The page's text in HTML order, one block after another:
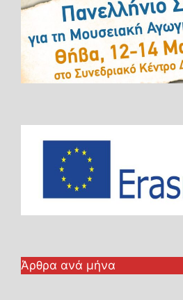
Άρθρα ανά μήνα